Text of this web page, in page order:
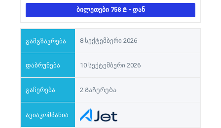
ᲑᲘᲚᲔᲗᲔᲑᲘ 758 - ᲓᲐᲜ
8 სექტემბერი 2026
10 სექტემბერი 2026
2 Გაჩერება